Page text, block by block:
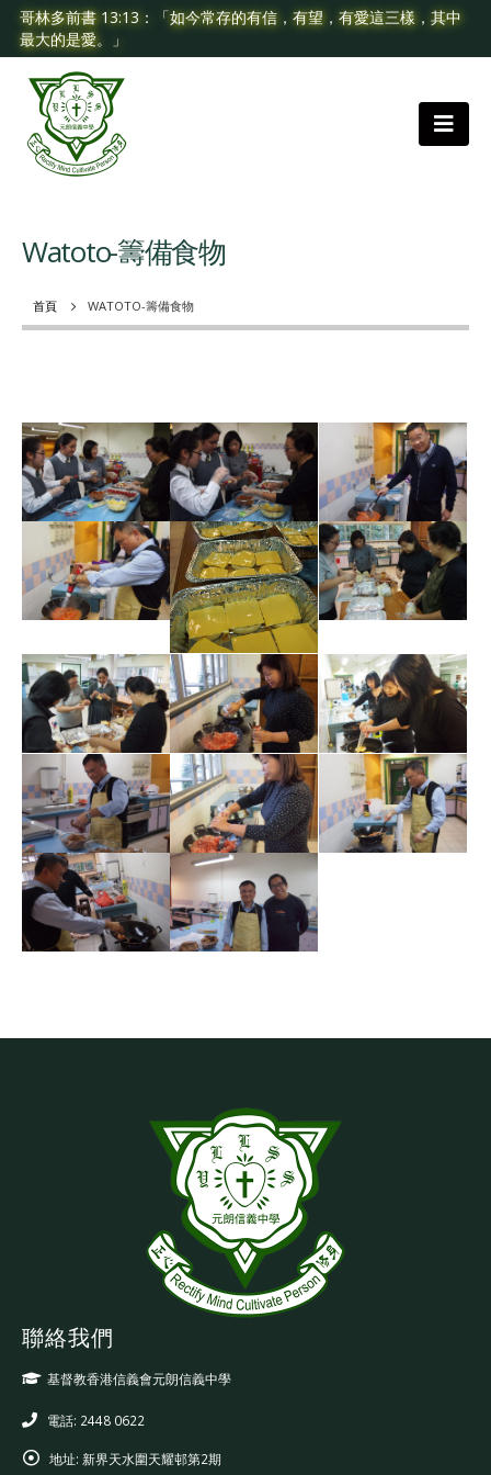
哥林多前書 13:13：「如今常存的有信，有望，有愛這三樣，其中
最大的是愛。」
首頁 WATOTO-籌備食物
Watoto-籌備食物
聯絡我們
基督教香港信義會元朗信義中學
電話: 2448 0622
地址: 新界天水圍天耀邨第2期